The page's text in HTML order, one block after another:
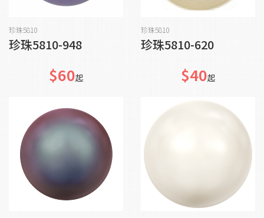
珍珠5810
珍珠5810-948
$60起
珍珠5810
珍珠5810-620
$40起